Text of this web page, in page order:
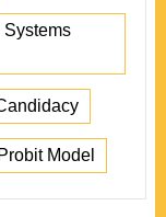
Systems
Model